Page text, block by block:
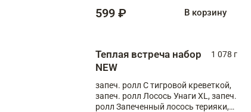
599 ₽ В корзину
Теплая встреча набор
NEW
1 078 г
запеч. ролл С тигровой креветкой,
запеч. ролл Лосось Унаги XL, запеч.
ролл Запеченный лосось терияки,